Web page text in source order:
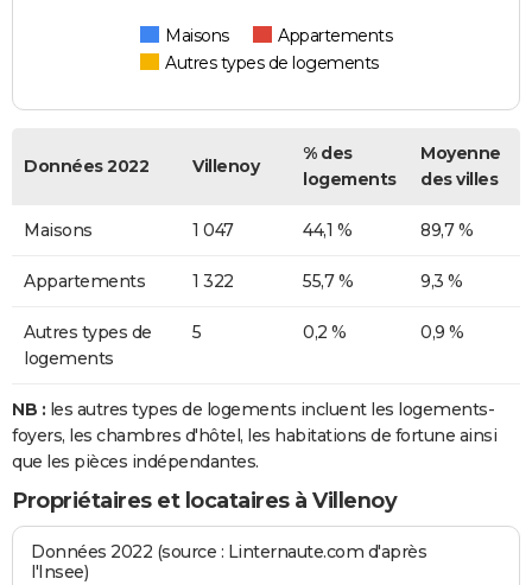
Maisons
Appartements
Autres types de logements
Données 2022 Villenoy
% des
logements
Moyenne
des villes
Maisons 1 047 44,1 % 89,7 %
Appartements 1 322 55,7 % 9,3 %
Autres types de
logements
5 0,2 % 0,9 %
NB : les autres types de logements incluent les logements-
foyers, les chambres d'hôtel, les habitations de fortune ainsi
que les pièces indépendantes.
Propriétaires et locataires à Villenoy
Données 2022 (source : Linternaute.com d'après
l'Insee)